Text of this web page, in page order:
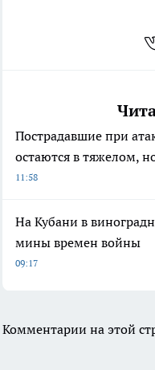
Пострадавшие при
остаются в тяжелом,
11:58
На Кубани в
мины времен войны
09:17
Комментарии на этой